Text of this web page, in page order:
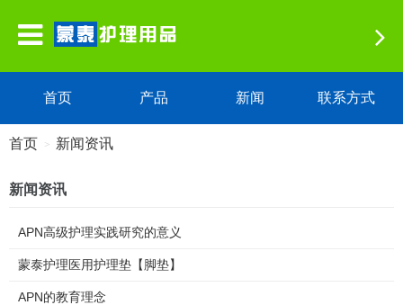
首页 产品 新闻 联系方式
首页 > 新闻资讯
新闻资讯
APN高级护理实践研究的意义
蒙泰护理医用护理垫【脚垫】
APN的教育理念